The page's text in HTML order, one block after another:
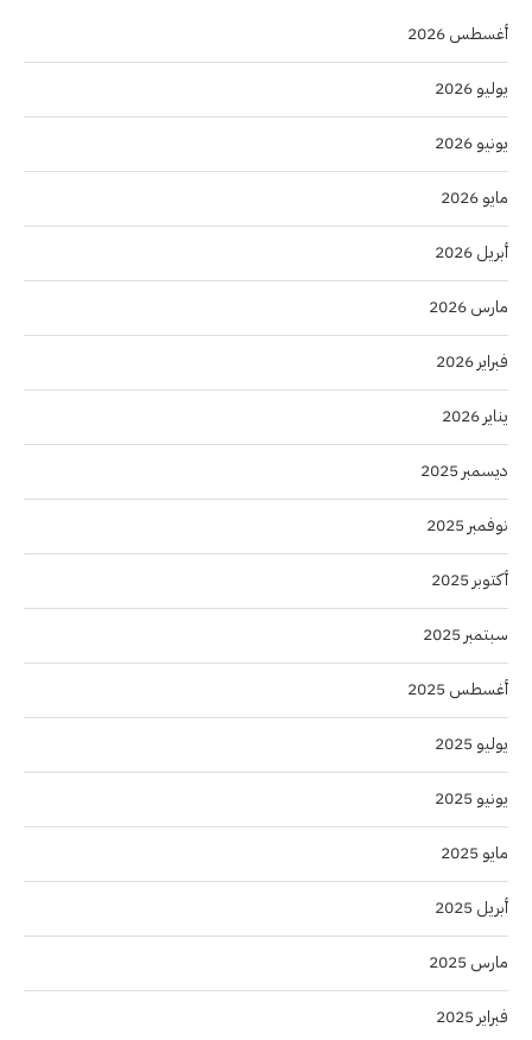
أغسطس 2026
يوليو 2026
يونيو 2026
مايو 2026
أبريل 2026
مارس 2026
فبراير 2026
يناير 2026
ديسمبر 2025
نوفمبر 2025
أكتوبر 2025
سبتمبر 2025
أغسطس 2025
يوليو 2025
يونيو 2025
مايو 2025
أبريل 2025
مارس 2025
فبراير 2025